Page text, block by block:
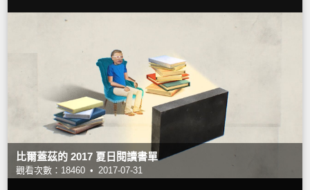
比爾蓋茲的 2017 夏日閱讀書單
觀看次數：18460 • 2017-07-31